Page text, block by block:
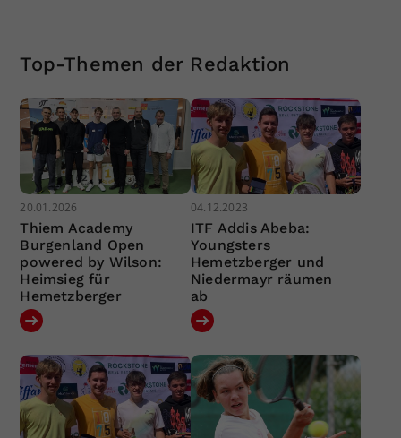
Top-Themen der Redaktion
20.01.2026
Thiem Academy
Burgenland Open
powered by Wilson:
Heimsieg für
Hemetzberger
04.12.2023
ITF Addis Abeba:
Youngsters
Hemetzberger und
Niedermayr räumen
ab